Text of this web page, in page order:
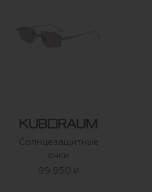
Солнцезащитные
очки
99 950 ₽